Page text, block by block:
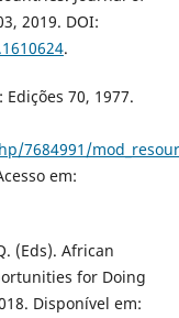
2019. DOI:
.
70, 1977.
em:
(Eds). African
for Doing
Disponível em: